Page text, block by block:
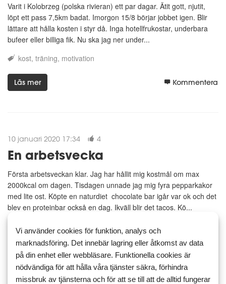
Varit i Kolobrzeg (polska rivieran) ett par dagar. Ätit gott, njutit,
löpt ett pass 7,5km badat. Imorgon 15/8 börjar jobbet igen. Blir
lättare att hålla kosten i styr då. Inga hotellfrukostar, underbara
bufeer eller billiga fik. Nu ska jag ner under...
kost träning motivation
Läs mer Kommentera
10 januari 2020 17:34 4
En arbetsvecka
Första arbetsveckan klar. Jag har hållit mig kostmål om max
2000kcal om dagen. Tisdagen unnade jag mig fyra pepparkakor
med lite ost. Köpte en naturdiet chocolate bar igår var ok och det
blev en proteinbar också en dag. Ikväll blir det tacos. Kö...
kost
träning motivation
Läs mer Kommentera
Vi använder cookies för funktion, analys och
marknadsföring. Det innebär lagring eller åtkomst av data
på din enhet eller webbläsare. Funktionella cookies är
nödvändiga för att hålla våra tjänster säkra, förhindra
missbruk av tjänsterna och för att se till att de alltid fungerar